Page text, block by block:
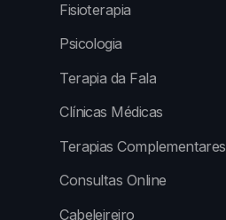
Fisioterapia
Psicologia
Terapia da Fala
Clínicas Médicas
Terapias Complementares
Consultas Online
Cabeleireiro